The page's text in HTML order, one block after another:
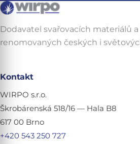
Dodavatel svařovacích materiálů
renomovaných českých i
Kontakt
WIRPO s.r.o.
Škrobárenská 518/16 — Hala B8
617 00 Brno
+420 543 250 727